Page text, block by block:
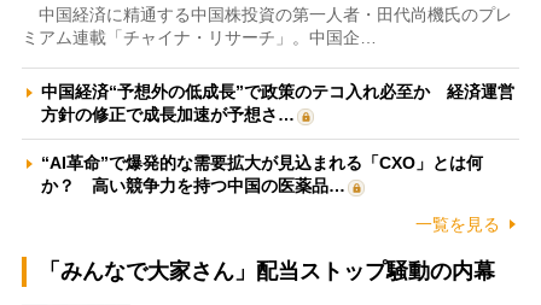
中国経済に精通する中国株投資の第一人者・田代尚機氏のプレ
ミアム連載「チャイナ・リサーチ」。中国企…
中国経済“予想外の低成長”で政策のテコ入れ必至か 経済運営
方針の修正で成長加速が予想さ…
“AI革命”で爆発的な需要拡大が見込まれる「CXO」とは何
か？ 高い競争力を持つ中国の医薬品…
一覧を見る
「みんなで大家さん」配当ストップ騒動の内幕